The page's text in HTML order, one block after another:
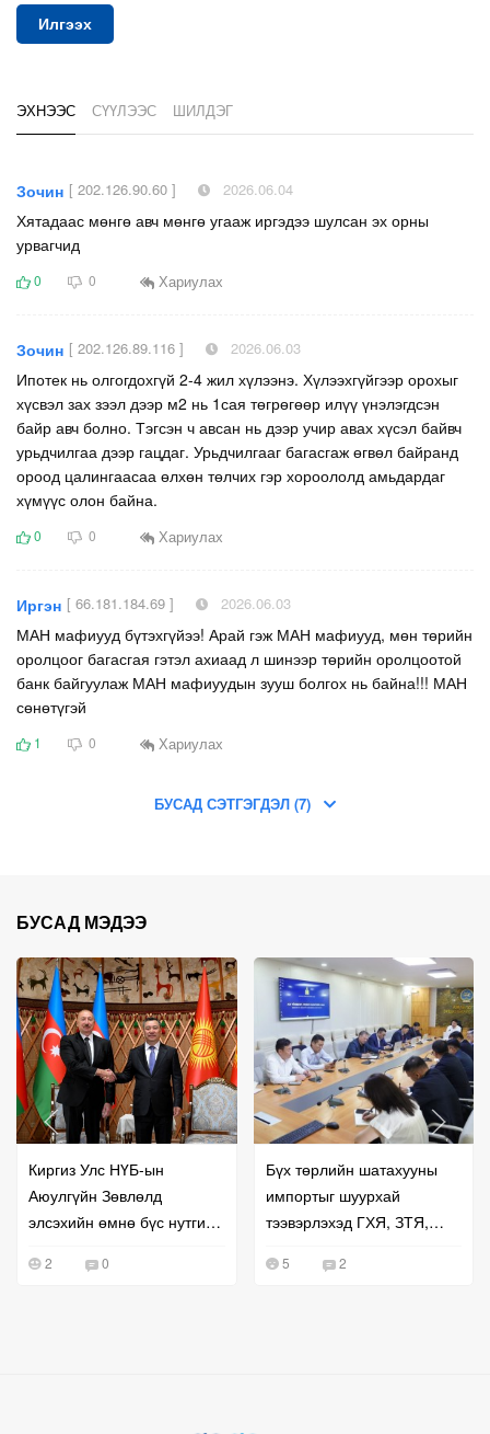
Илгээх
ЭХНЭЭС СҮҮЛЭЭС ШИЛДЭГ
Зочин [ 202.126.90.60 ] 2026.06.04
Хятадаас мөнгө авч мөнгө угааж иргэдээ шулсан эх орны
урвагчид
0 0 Хариулах
Зочин [ 202.126.89.116 ] 2026.06.03
Ипотек нь олгогдохгүй 2-4 жил хүлээнэ. Хүлээхгүйгээр орохыг
хүсвэл зах зээл дээр м2 нь 1сая төгрөгөөр илүү үнэлэгдсэн
байр авч болно. Тэгсэн ч авсан нь дээр учир авах хүсэл байвч
урьдчилгаа дээр гацдаг. Урьдчилгааг багасгаж өгвөл байранд
ороод цалингаасаа өлхөн төлчих гэр хороололд амьдардаг
хүмүүс олон байна.
0 0 Хариулах
Иргэн [ 66.181.184.69 ] 2026.06.03
МАН мафиууд бүтэхгүйээ! Арай гэж МАН мафиууд, мөн төрийн
оролцоог багасгая гэтэл ахиаад л шинээр төрийн оролцоотой
банк байгуулаж МАН мафиуудын зууш болгох нь байна!!! МАН
сөнөтүгэй
1 0 Хариулах
БУСАД СЭТГЭГДЭЛ (7)
БУСАД МЭДЭЭ
Киргиз Улс НҮБ-ын
Аюулгүйн Зөвлөлд
элсэхийн өмнө бүс нутгийн
эрчимжүүллээ
2 0
Бүх төрлийн шатахууны
импортыг шуурхай
тээвэрлэхэд ГХЯ, ЗТЯ,
5 2